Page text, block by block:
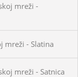
mreži -
mreži - Slatina
mreži - Satnica